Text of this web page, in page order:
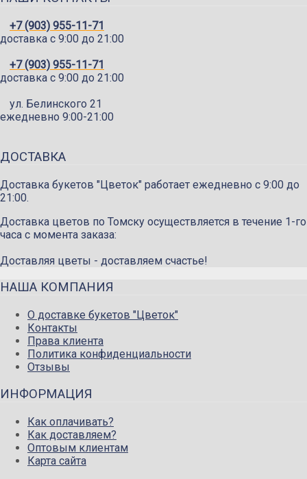
+7 (903) 955-11-71
доставка c 9:00 до 21:00
+7 (903) 955-11-71
доставка c 9:00 до 21:00
ул. Белинского 21
ежедневно 9:00-21:00
ДОСТАВКА
Доставка букетов "Цветок" работает ежедневно с 9:00 до
21:00.
Доставка цветов по Томску осуществляется в течение 1-го
часа с момента заказа:
Доставляя цветы - доставляем счастье!
НАША КОМПАНИЯ
О доставке букетов "Цветок"
Контакты
Права клиента
Политика конфиденциальности
Отзывы
ИНФОРМАЦИЯ
Как оплачивать?
Как доставляем?
Оптовым клиентам
Карта сайта